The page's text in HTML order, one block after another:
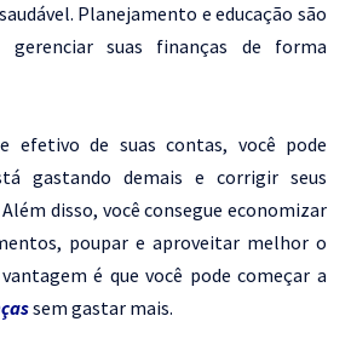
Planejamento e educação são
gerenciar suas finanças de forma
efetivo de suas contas, você pode
gastando demais e corrigir seus
disso, você consegue economizar
poupar e aproveitar melhor o
é que você pode começar a
sem gastar mais.